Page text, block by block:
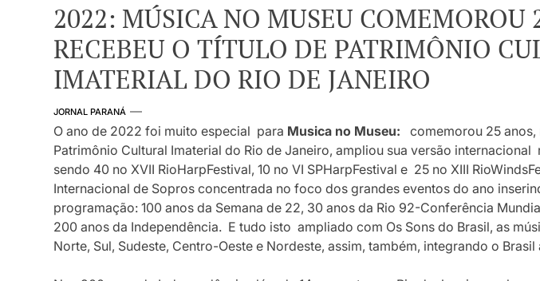
2022: MÚSICA NO MUSEU COMEMOROU
RECEBEU O TÍTULO DE PATRIMÔNIO
IMATERIAL DO RIO DE JANEIRO
JORNAL PARANÁ
O ano de 2022 foi muito especial para Musica no Museu:
comemorou 25
Patrimônio Cultural Imaterial do Rio de Janeiro, ampliou sua versão
sendo 40 no XVII RioHarpFestival, 10 no VI SPHarpFestival e 25 no XIII
Internacional de Sopros concentrada no foco dos grandes eventos do ano
programação: 100 anos da Semana de 22, 30 anos da Rio 92-Conferência
200 anos da Independência. E tudo isto ampliado com Os Sons do Brasil, as
Norte, Sul, Sudeste, Centro-Oeste e Nordeste, assim, também, integrando o